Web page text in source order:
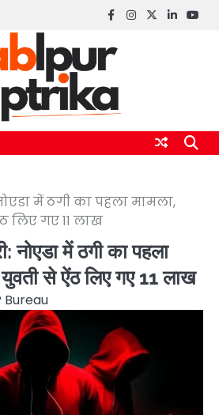
Facebook
instagram
twitterlinkedin
में ठगी का पहला मामला,
लिए गए 11 लाख
नोएडा में ठगी का पहला
युवती से ऐंठ लिए गए 11 लाख
Bureau